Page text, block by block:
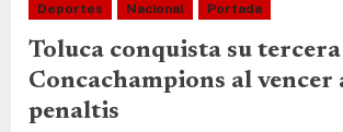
Deportes Nacional Portada
Toluca conquista su tercera
Concachampions al vencer
penaltis